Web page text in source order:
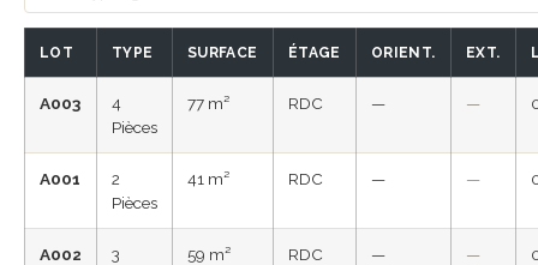
LOT TYPE SURFACE ÉTAGE ORIENT. EXT.
A003
4
Pièces
77 m² RDC — —
A001
2
Pièces
41 m² RDC — —
A002
3
59 m² RDC — —